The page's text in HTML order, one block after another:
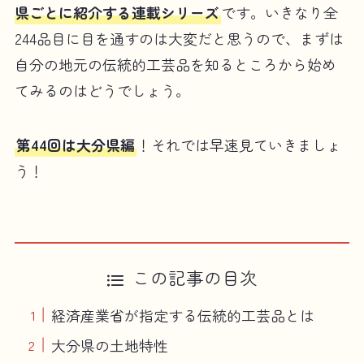
県ごとに紹介する連載シリーズです。いきなり全
244品目に目を通すのは大変だと思うので、まずは
自分の地元の伝統的工芸品を知るところから始め
てみるのはどうでしょう。
第44回は大分県編！それでは早速見ていきましょ
う！
この記事の目次
経済産業省が指定する伝統的工芸品とは
大分県の土地特性